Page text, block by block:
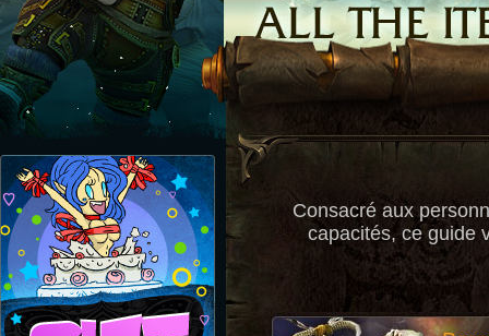
Consacré aux
capacités, ce guide